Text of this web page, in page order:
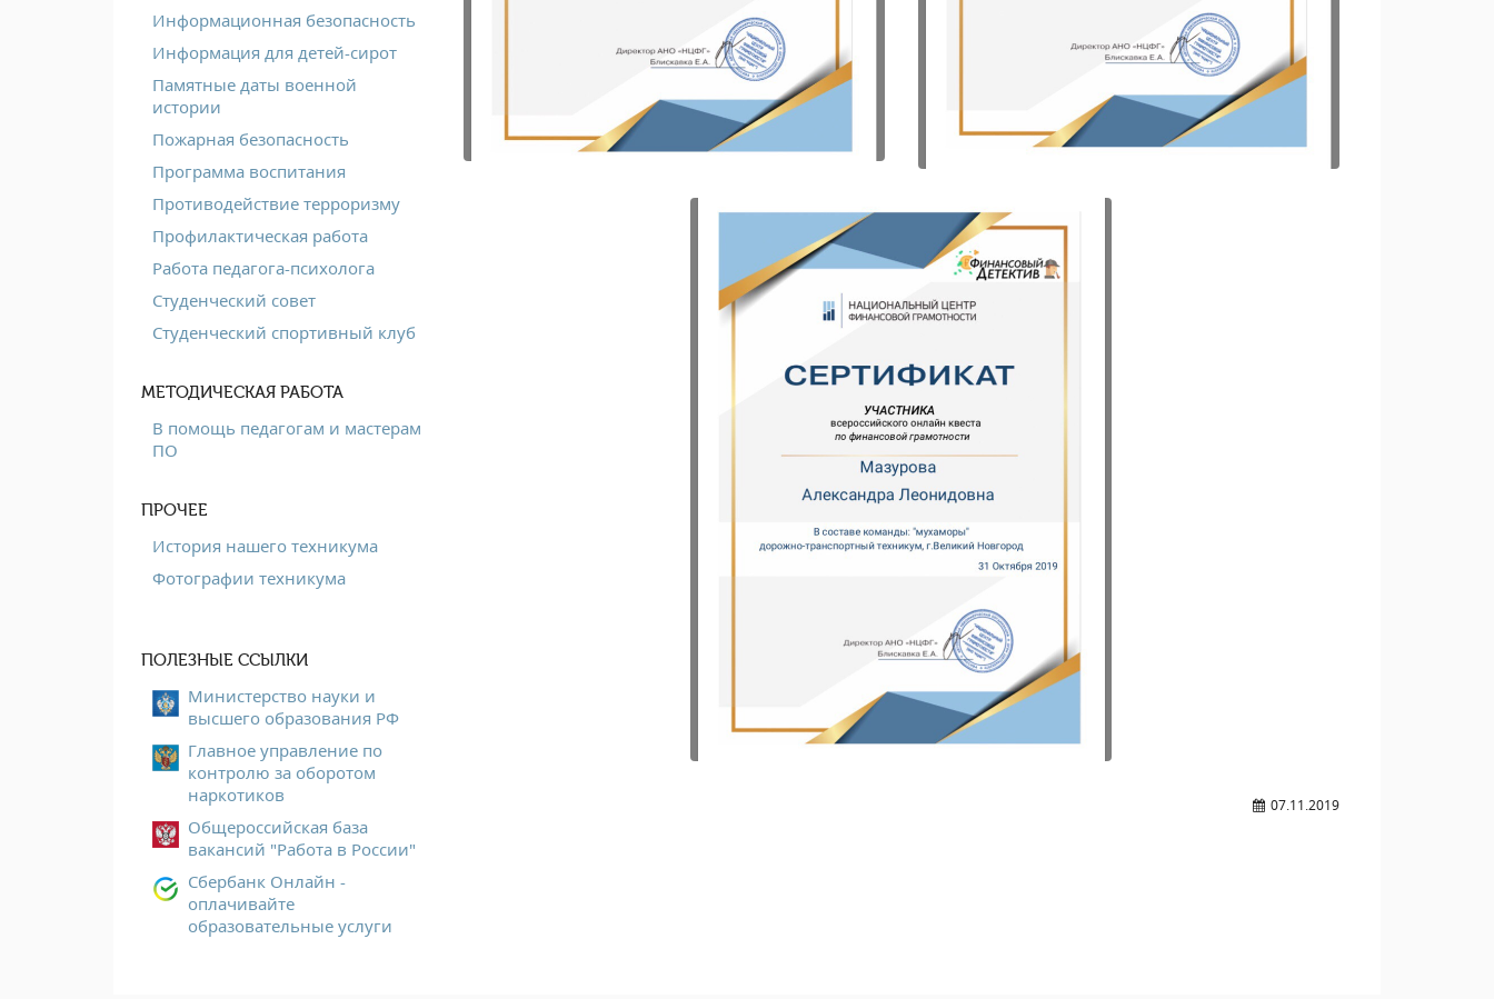
Информационная безопасность
Информация для детей-сирот
Памятные даты военной
истории
Пожарная безопасность
Программа воспитания
Противодействие терроризму
Профилактическая работа
Работа педагога-психолога
Студенческий совет
Студенческий спортивный клуб
МЕТОДИЧЕСКАЯ РАБОТА
В помощь педагогам и мастерам
ПО
ПРОЧЕЕ
История нашего техникума
Фотографии техникума
ПОЛЕЗНЫЕ ССЫЛКИ
Министерство науки и
высшего образования РФ
Главное управление по
контролю за оборотом
наркотиков
Общероссийская база
вакансий "Работа в России"
Сбербанк Онлайн -
оплачивайте
образовательные услуги
07.11.2019